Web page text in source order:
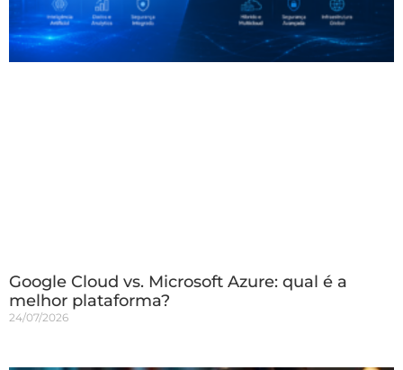
Google Cloud vs. Microsoft Azure: qual é a
melhor plataforma?
24/07/2026